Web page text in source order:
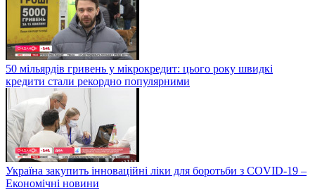
50 мільярдів гривень у мікрокредит: цього року швидкі
кредити стали рекордно популярними
Україна закупить інноваційні ліки для боротьби з COVID-19 –
Економічні новини